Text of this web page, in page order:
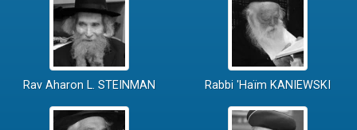
Rav Aharon L. STEINMAN Rabbi 'Haïm KANIEWSKI